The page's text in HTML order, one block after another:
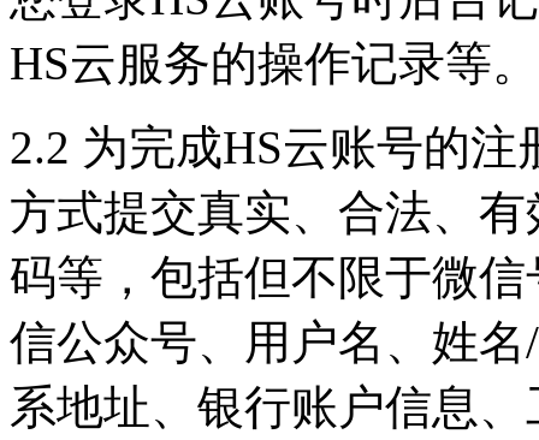
HS云服务的操作记录等。
2.2 为完成HS云账号的
方式提交真实、合法、
码等，包括但不限于微
信公众号、用户名、姓
系地址、银行账户信息